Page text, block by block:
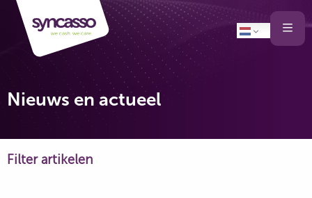
Selecteer
Nieuws en actueel
Filter artikelen